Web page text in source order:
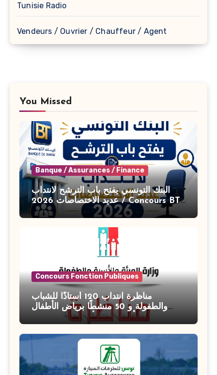
Tunisie Radio
Vendeurs / Ouvrier / Chauffeur / Agent
You Missed
Banque / Assurances / Finance
البنك التونسي يفتح باب الترشح لانتداب
عديد الاختصاصات 2026 / Concours BT
Banque de Tunisie 2026
Concours Fonction Publiques
مناظرة انتداب 120 أستاذًا للشباب
والطفولة و 50 منشطًا برياض الأطفال
بوزارة الأسرة والمرأة والطفولة وكبار